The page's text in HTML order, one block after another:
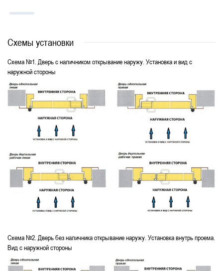
Схемы установки
Схема №1. Дверь с наличником открывание наружу. Установка и вид с
наружной стороны
Схема №2. Дверь без наличника открывание наружу. Установка внутрь проема.
Вид с наружной стороны